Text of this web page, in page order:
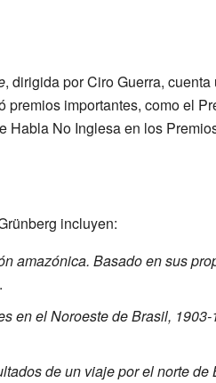
, dirigida por Ciro Guerra,
importantes, como el
No Inglesa en los
incluyen:
amazónica. Basado en sus
en el Noroeste de Brasil, 1903-
de un viaje por el norte